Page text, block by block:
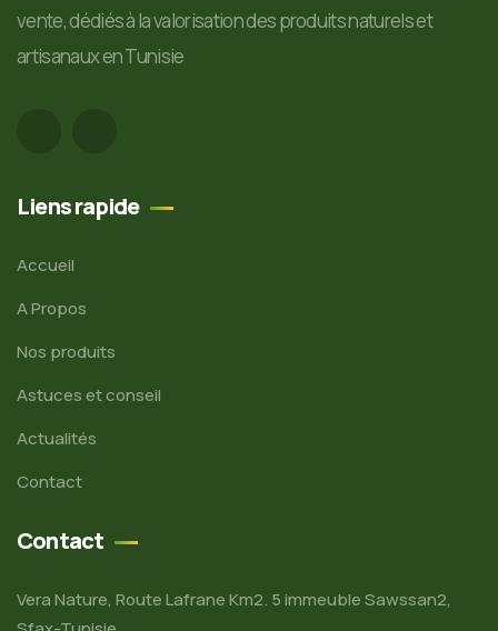
vente, dédiés à la valorisation des produits naturels et
artisanaux en Tunisie
Liens rapide
Accueil
A Propos
Nos produits
Astuces et conseil
Actualités
Contact
Contact
Vera Nature, Route Lafrane Km2. 5 immeuble Sawssan2,